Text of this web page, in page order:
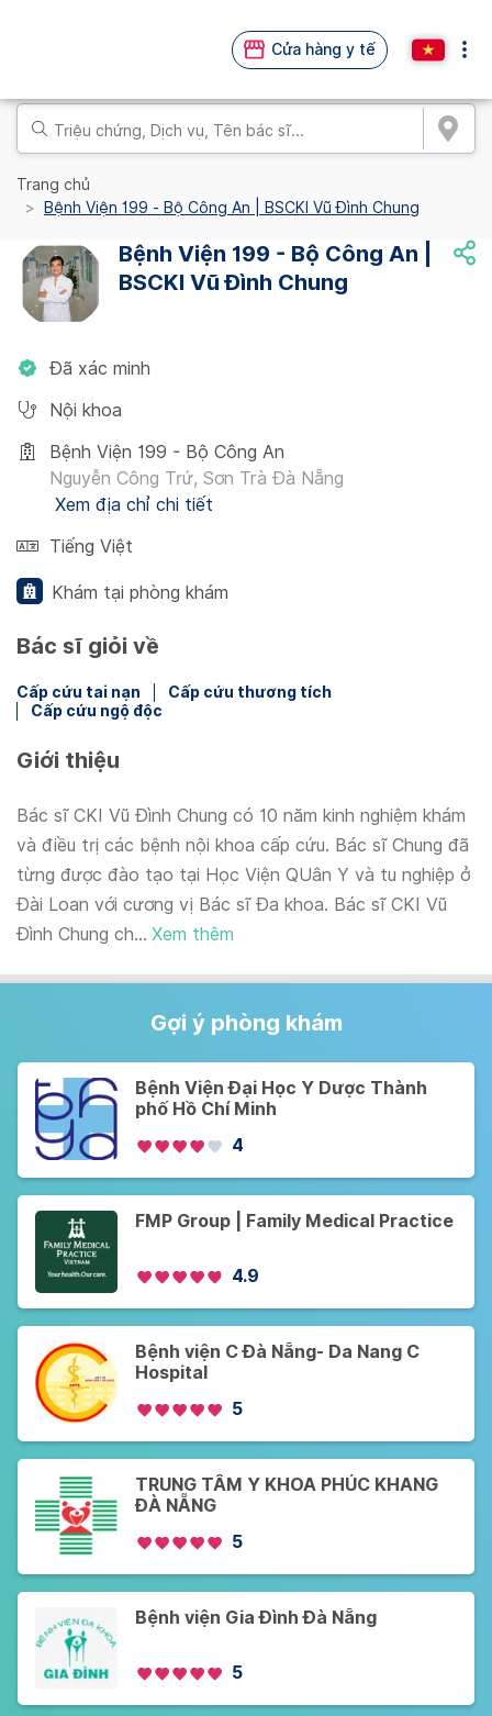
Cửa hàng y tế
Trang chủ
Bệnh Viện 199 - Bộ Công An | BSCKI Vũ Đình Chung
Bệnh Viện 199 - Bộ Công An |
BSCKI Vũ Đình Chung
Đã xác minh
Nội khoa
Bệnh Viện 199 - Bộ Công An
Nguyễn Công Trứ, Sơn Trà Đà Nẵng
Xem địa chỉ chi tiết
Tiếng Việt
Khám tại phòng khám
Bác sĩ giỏi về
Cấp cứu tai nạn
Cấp cứu thương tích
Cấp cứu ngộ độc
Giới thiệu
Bác sĩ CKI Vũ Đình Chung có 10 năm kinh nghiệm khám
và điều trị các bệnh nội khoa cấp cứu. Bác sĩ Chung đã
từng được đào tạo tại Học Viện QUân Y và tu nghiệp ở
Đài Loan với cương vị Bác sĩ Đa khoa. Bác sĩ CKI Vũ
Đình Chung ch... Xem thêm
Gợi ý phòng khám
Bệnh Viện Đại Học Y Dược Thành
phố Hồ Chí Minh
4
FMP Group | Family Medical Practice
4.9
Bệnh viện C Đà Nẵng- Da Nang C
Hospital
5
TRUNG TÂM Y KHOA PHÚC KHANG
ĐÀ NẴNG
5
Bệnh viện Gia Đình Đà Nẵng
5